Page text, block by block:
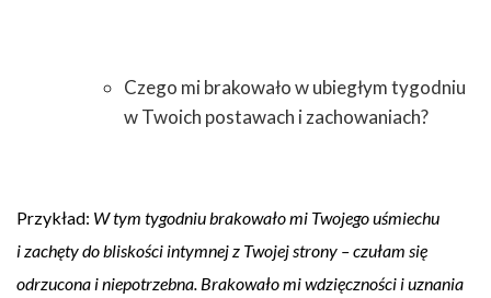
Czego mi brakowało w ubiegłym tygodniu
w Twoich postawach i zachowaniach?
Przykład: W tym tygodniu brakowało mi Twojego uśmiechu
i zachęty do bliskości intymnej z Twojej strony – czułam się
odrzucona i niepotrzebna. Brakowało mi wdzięczności i uznania